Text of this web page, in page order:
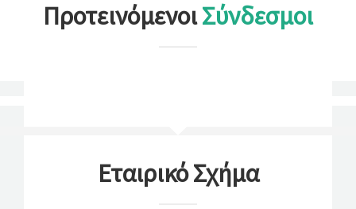
ΠροτεινόμενοιΣύνδεσμοι
Εταιρικό Σχήμα